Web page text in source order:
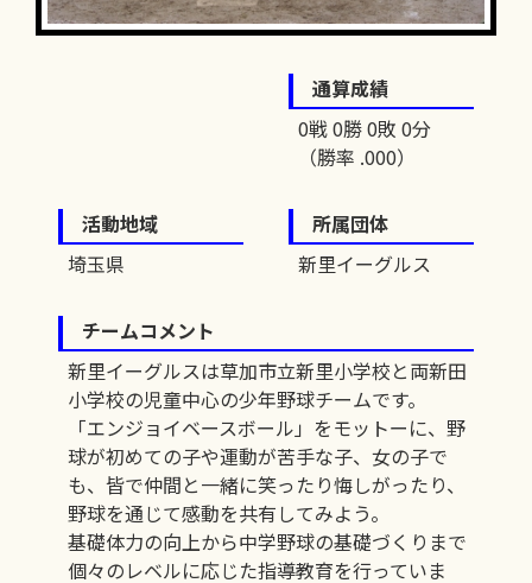
通算成績
0戦 0勝 0敗 0分
（勝率 .000）
活動地域
埼玉県
所属団体
新里イーグルス
チームコメント
新里イーグルスは草加市立新里小学校と両新田
小学校の児童中心の少年野球チームです。
「エンジョイベースボール」をモットーに、野
球が初めての子や運動が苦手な子、女の子で
も、皆で仲間と一緒に笑ったり悔しがったり、
野球を通じて感動を共有してみよう。
基礎体力の向上から中学野球の基礎づくりまで
個々のレベルに応じた指導教育を行っていま